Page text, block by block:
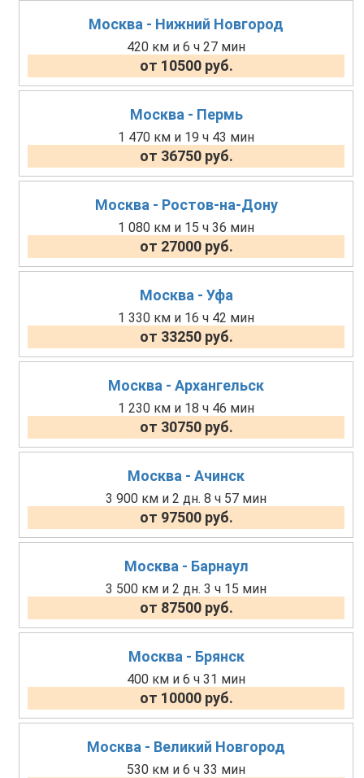
Москва - Нижний Новгород
420 км и 6 ч 27 мин
от 10500 руб.
Москва - Пермь
1 470 км и 19 ч 43 мин
от 36750 руб.
Москва - Ростов-на-Дону
1 080 км и 15 ч 36 мин
от 27000 руб.
Москва - Уфа
1 330 км и 16 ч 42 мин
от 33250 руб.
Москва - Архангельск
1 230 км и 18 ч 46 мин
от 30750 руб.
Москва - Ачинск
3 900 км и 2 дн. 8 ч 57 мин
от 97500 руб.
Москва - Барнаул
3 500 км и 2 дн. 3 ч 15 мин
от 87500 руб.
Москва - Брянск
400 км и 6 ч 31 мин
от 10000 руб.
Москва - Великий Новгород
530 км и 6 ч 33 мин